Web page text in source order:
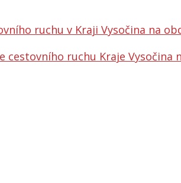
ruchu v Kraji Vysočina na
ruchu Kraje Vysočina